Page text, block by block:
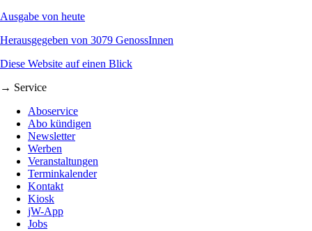
Ausgabe von heute
Herausgegeben von 3079 GenossInnen
Diese Website auf einen Blick
→ Service
Aboservice
Abo kündigen
Newsletter
Werben
Veranstaltungen
Terminkalender
Kontakt
Kiosk
jW-App
Jobs